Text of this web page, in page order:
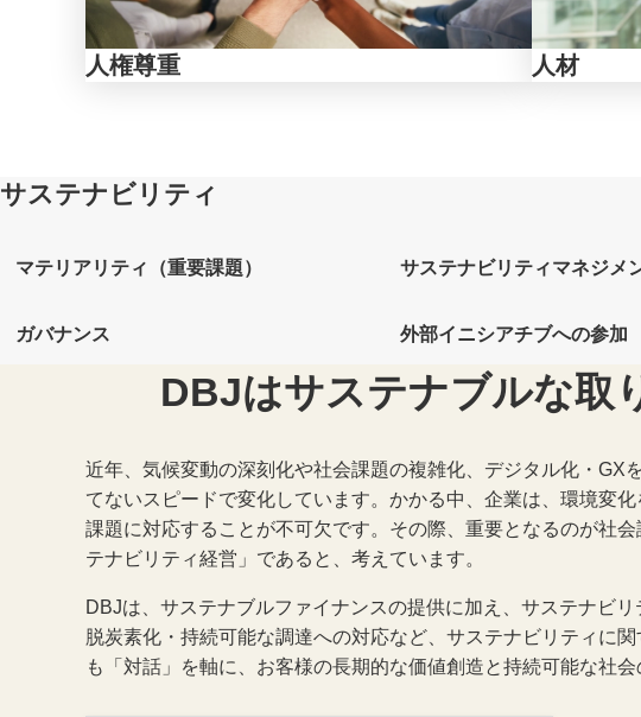
人権尊重 人材
サステナビリティ
マテリアリティ（重要課題） サステナビリティマネジメ
ガバナンス 外部イニシアチブへの参加
DBJはサステナブルな取
近年、気候変動の深刻化や社会課題の複雑化、デジタル化・GX
てないスピードで変化しています。かかる中、企業は、環境変
課題に対応することが不可欠です。その際、重要となるのが社
テナビリティ経営」であると、考えています。
DBJは、サステナブルファイナンスの提供に加え、サステナビ
脱炭素化・持続可能な調達への対応など、サステナビリティに
も「対話」を軸に、お客様の長期的な価値創造と持続可能な社会